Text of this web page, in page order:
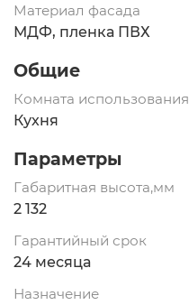
Материал фасада
МДФ, пленка ПВХ
Общие
Комната использования
Кухня
Параметры
Габаритная высота,мм
2 132
Гарантийный срок
24 месяца
Назначение